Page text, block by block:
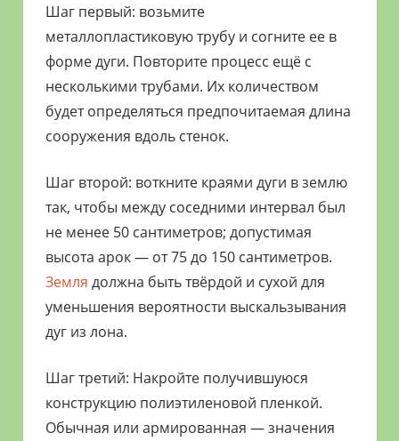
Шаг первый: возьмите
металлопластиковую трубу и согните ее в
форме дуги. Повторите процесс ещё с
несколькими трубами. Их количеством
будет определяться предпочитаемая длина
сооружения вдоль стенок.
Шаг второй: воткните краями дуги в землю
так, чтобы между соседними интервал был
не менее 50 сантиметров; допустимая
высота арок — от 75 до 150 сантиметров.
Земля должна быть твёрдой и сухой для
уменьшения вероятности выскальзывания
дуг из лона.
Шаг третий: Накройте получившуюся
конструкцию полиэтиленовой пленкой.
Обычная или армированная — значения